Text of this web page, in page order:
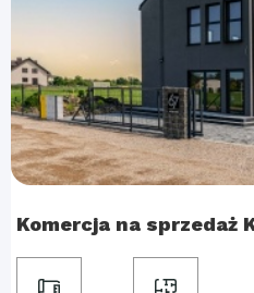
Komercja na sprzedaż